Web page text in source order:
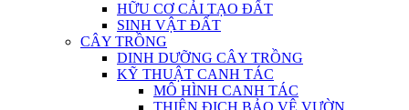
HỮU CƠ CẢI TẠO ĐẤT
SINH VẬT ĐẤT
CÂY TRỒNG
DINH DƯỠNG CÂY TRỒNG
KỸ THUẬT CANH TÁC
MÔ HÌNH CANH TÁC
THIÊN ĐỊCH BẢO VỆ VƯỜN